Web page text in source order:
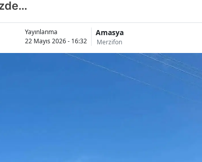
Yayınlanma
22 Mayıs 2026 - 16:32
Amasya
Merzifon